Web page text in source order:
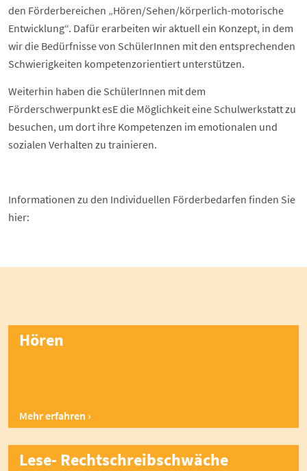
den Förderbereichen „Hören/Sehen/körperlich-motorische
Entwicklung“. Dafür erarbeiten wir aktuell ein Konzept, in dem
wir die Bedürfnisse von SchülerInnen mit den entsprechenden
Schwierigkeiten kompetenzorientiert unterstützen.
Weiterhin haben die SchülerInnen mit dem
Förderschwerpunkt esE die Möglichkeit eine Schulwerkstatt zu
besuchen, um dort ihre Kompetenzen im emotionalen und
sozialen Verhalten zu trainieren.
Informationen zu den Individuellen Förderbedarfen finden Sie
hier:
Hören
Mehr erfahren
Lese- Rechtschreibschwäche